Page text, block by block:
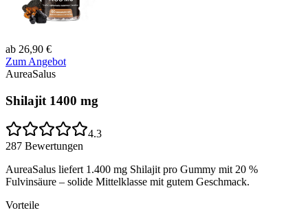
ab 26,90 €
Zum Angebot
AureaSalus
Shilajit 1400 mg
4.3
287 Bewertungen
AureaSalus liefert 1.400 mg Shilajit pro Gummy mit 20 %
Fulvinsäure – solide Mittelklasse mit gutem Geschmack.
Vorteile